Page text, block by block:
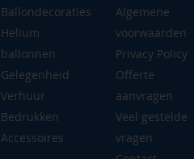
Ballondecoraties
Helium
ballonnen
Gelegenheid
Verhuur
Bedrukken
Accessoires
Algemene
voorwaarden
Privacy Policy
Offerte
aanvragen
Veel gestelde
vragen